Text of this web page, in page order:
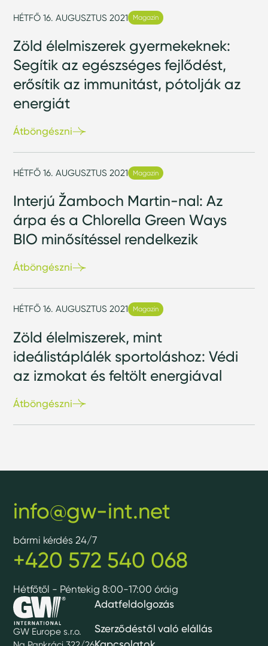
HÉTFŐ 16. AUGUSZTUS 2021 Magazin
Zöld élelmiszerek gyermekeknek:
Segítik az egészséges fejlődést,
erősítik az immunitást, pótolják az
energiát
Átböngészni
HÉTFŐ 16. AUGUSZTUS 2021 Magazin
Interjú Žamboch Martin-nal: Az
árpa és a Chlorella Green Ways
BIO minősítéssel rendelkezik
Átböngészni
HÉTFŐ 16. AUGUSZTUS 2021 Magazin
Zöld élelmiszerek, mint
ideálistáplálék sportoláshoz: Védi
az izmokat és feltölt energiával
Átböngészni
GW Europe s.r.o.
Adatfeldolgozás
Szerződéstől való elállás
info@gw-int.net
bármi kérdés 24/7
+420 572 540 068
Hétfőtől - Péntekig 8:00-17:00 óráig